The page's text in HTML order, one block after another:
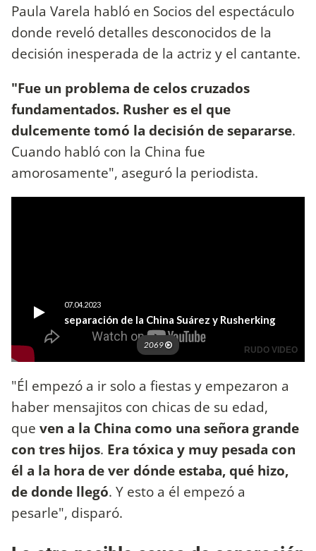
Paula Varela habló en Socios del espectáculo
donde reveló detalles desconocidos de la
decisión inesperada de la actriz y el cantante.
"Fue un problema de celos cruzados
fundamentados. Rusher es el que
dulcemente tomó la decisión de separarse.
Cuando habló con la China fue
amorosamente", aseguró la periodista.
"Él empezó a ir solo a fiestas y empezaron a
haber mensajitos con chicas de su edad,
que ven a la China como una señora grande
con tres hijos. Era tóxica y muy pesada con
él a la hora de ver dónde estaba, qué hizo,
de donde llegó. Y esto a él empezó a
pesarle", disparó.